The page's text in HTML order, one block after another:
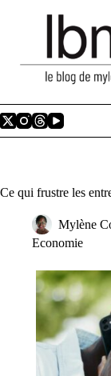
Ce qui frustre les
Mylène
Economie